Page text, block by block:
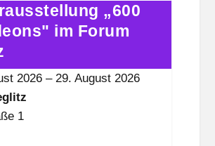
„600
im Forum
2026 –29. August 2026
1